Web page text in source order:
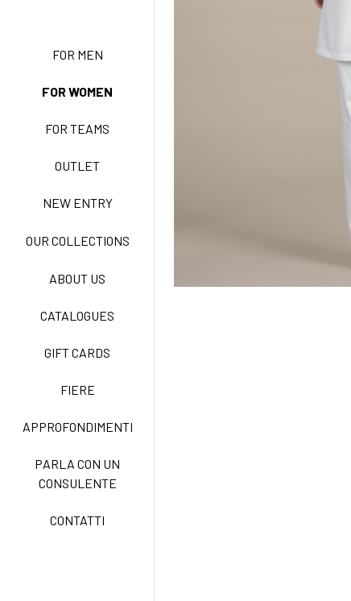
FOR MEN
FOR WOMEN
FOR TEAMS
OUTLET
NEW ENTRY
OUR COLLECTIONS
ABOUT US
CATALOGUES
GIFT CARDS
FIERE
APPROFONDIMENTI
PARLA CON UN
CONSULENTE
CONTATTI
NEW LIFE NO STIRO
TECNOSTRETCH EASY